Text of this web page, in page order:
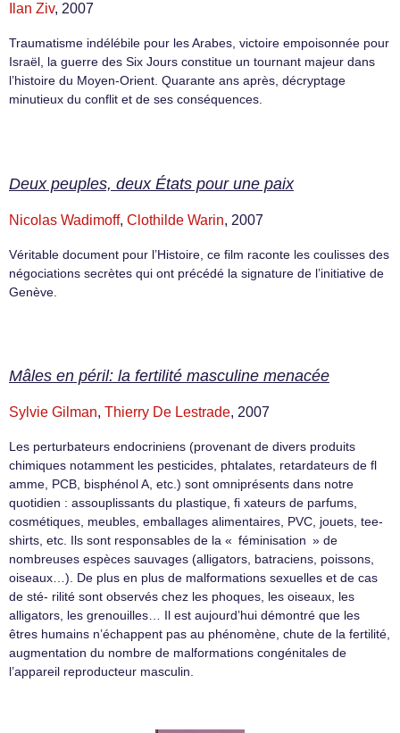
Ilan Ziv, 2007
Traumatisme indélébile pour les Arabes, victoire empoisonnée pour
Israël, la guerre des Six Jours constitue un tournant majeur dans
l’histoire du Moyen-Orient. Quarante ans après, décryptage
minutieux du conflit et de ses conséquences.
Deux peuples, deux États pour une paix
Nicolas Wadimoff, Clothilde Warin, 2007
Véritable document pour l’Histoire, ce film raconte les coulisses des
négociations secrètes qui ont précédé la signature de l’initiative de
Genève.
Mâles en péril: la fertilité masculine menacée
Sylvie Gilman, Thierry De Lestrade, 2007
Les perturbateurs endocriniens (provenant de divers produits
chimiques notamment les pesticides, phtalates, retardateurs de fl
amme, PCB, bisphénol A, etc.) sont omniprésents dans notre
quotidien : assouplissants du plastique, fi xateurs de parfums,
cosmétiques, meubles, emballages alimentaires, PVC, jouets, tee-
shirts, etc. Ils sont responsables de la « féminisation » de
nombreuses espèces sauvages (alligators, batraciens, poissons,
oiseaux…). De plus en plus de malformations sexuelles et de cas
de sté- rilité sont observés chez les phoques, les oiseaux, les
alligators, les grenouilles… Il est aujourd’hui démontré que les
êtres humains n’échappent pas au phénomène, chute de la fertilité,
augmentation du nombre de malformations congénitales de
l’appareil reproducteur masculin.